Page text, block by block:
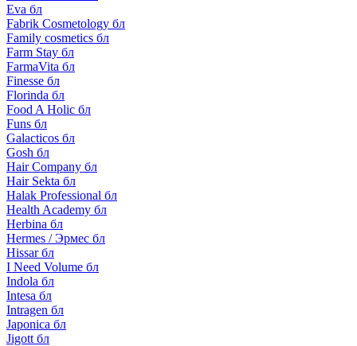
Eva бл
Fabrik Cosmetology бл
Family cosmetics бл
Farm Stay бл
FarmaVita бл
Finesse бл
Florinda бл
Food A Holic бл
Funs бл
Galacticos бл
Gosh бл
Hair Company бл
Hair Sekta бл
Halak Professional бл
Health Academy бл
Herbina бл
Hermes / Эрмес бл
Hissar бл
I Need Volume бл
Indola бл
Intesa бл
Intragen бл
Japonica бл
Jigott бл